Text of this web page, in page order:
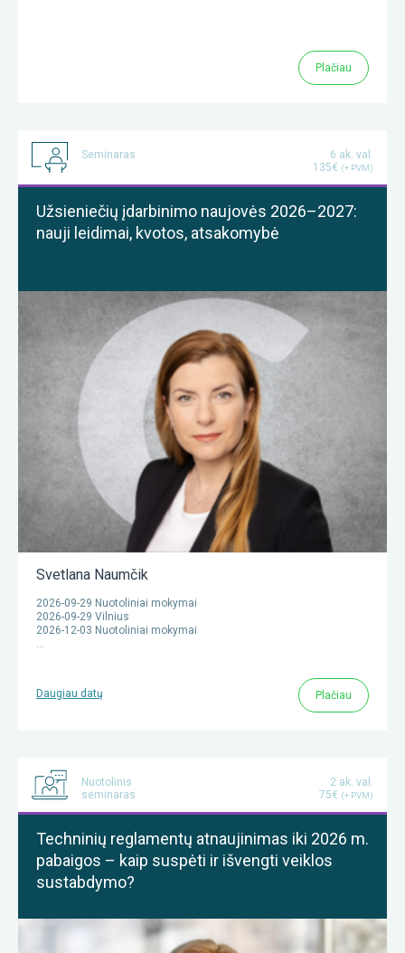
Plačiau
Seminaras
6 ak. val.
135€ (+ PVM)
Užsieniečių įdarbinimo naujovės 2026–2027:
nauji leidimai, kvotos, atsakomybė
Svetlana Naumčik
2026-09-29 Nuotoliniai mokymai
2026-09-29 Vilnius
2026-12-03 Nuotoliniai mokymai
Daugiau datų Plačiau
Nuotolinis
seminaras
2 ak. val.
75€ (+ PVM)
Techninių reglamentų atnaujinimas iki 2026 m.
pabaigos – kaip suspėti ir išvengti veiklos
sustabdymo?